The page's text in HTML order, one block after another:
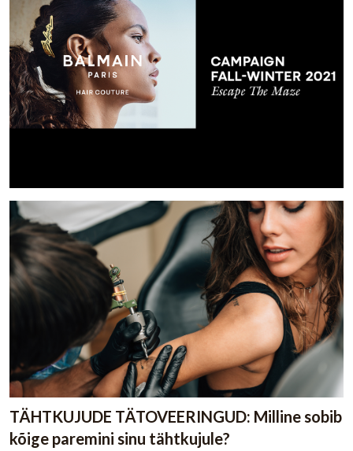
TÄHTKUJUDE TÄTOVEERINGUD: Milline sobib
kõige paremini sinu tähtkujule?